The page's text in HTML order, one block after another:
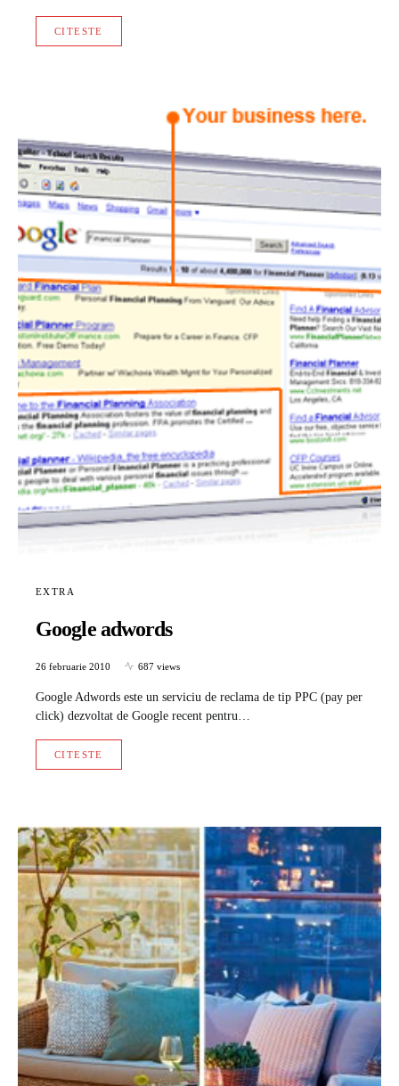
CITESTE
EXTRA
Google adwords
26 februarie 2010 687 views
Google Adwords este un serviciu de reclama de tip PPC (pay per
click) dezvoltat de Google recent pentru…
CITESTE